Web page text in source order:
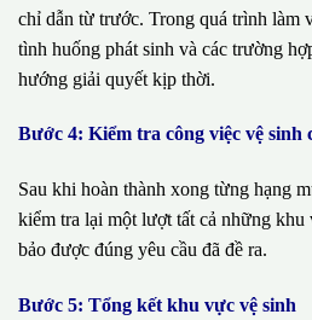
chỉ dẫn từ trước. Trong quá trình làm
tình huống phát sinh và các trường
hướng giải quyết kịp thời.
Bước 4: Kiểm tra công việc vệ sinh
Sau khi hoàn thành xong từng hạng
kiểm tra lại một lượt tất cả những khu
bảo được đúng yêu cầu đã đề ra.
Bước 5: Tổng kết khu vực vệ sinh